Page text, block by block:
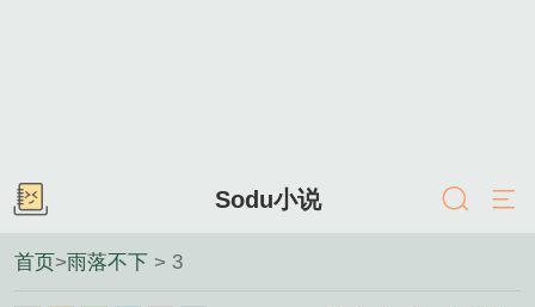
Sodu小说
首页>雨落不下 > 3